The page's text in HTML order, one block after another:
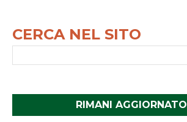
CERCA NEL SITO
RIMANI AGGIORNATO